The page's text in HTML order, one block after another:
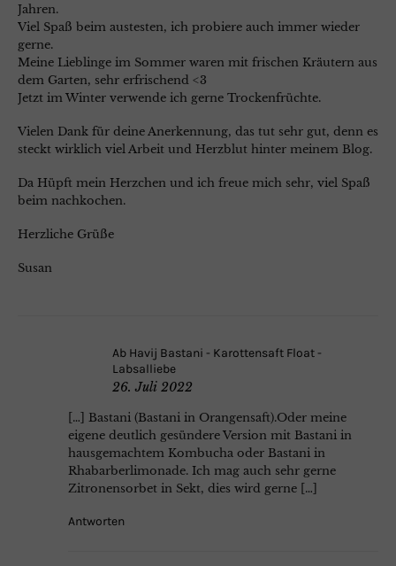
Jahren.
Viel Spaß beim austesten, ich probiere auch immer wieder
gerne.
Meine Lieblinge im Sommer waren mit frischen Kräutern aus
dem Garten, sehr erfrischend <3
Jetzt im Winter verwende ich gerne Trockenfrüchte.
Vielen Dank für deine Anerkennung, das tut sehr gut, denn es
steckt wirklich viel Arbeit und Herzblut hinter meinem Blog.
Da Hüpft mein Herzchen und ich freue mich sehr, viel Spaß
beim nachkochen.
Herzliche Grüße
Susan
Ab Havij Bastani - Karottensaft Float -
Labsalliebe
26. Juli 2022
[…] Bastani (Bastani in Orangensaft).Oder meine
eigene deutlich gesündere Version mit Bastani in
hausgemachtem Kombucha oder Bastani in
Rhabarberlimonade. Ich mag auch sehr gerne
Zitronensorbet in Sekt, dies wird gerne […]
Antworten